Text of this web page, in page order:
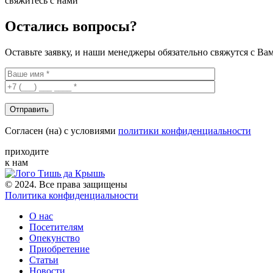
Остались вопросы?
Оставьте заявку, и наши менеджеры обязательно свяжутся с
Согласен (на) с условиями политики конфиденциальности
приходите
к нам
© 2024. Все права защищены
Политика конфиденциальности
О нас
Посетителям
Опекунство
Приобретение
Статьи